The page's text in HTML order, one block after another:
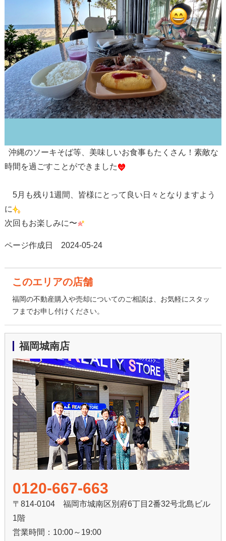
沖縄のソーキそば等、美味しいお食事もたくさん！素敵な
時間を過ごすことができました
5月も残り1週間、皆様にとって良い日々となりますよう
に
次回もお楽しみに〜
ページ作成日 2024-05-24
このエリアの店舗
福岡の不動産購入や売却についてのご相談は、お気軽にスタッ
フまでお申し付けください。
福岡城南店
0120-667-663
〒814-0104 福岡市城南区別府6丁目2番32号北島ビル
1階
営業時間：10:00～19:00